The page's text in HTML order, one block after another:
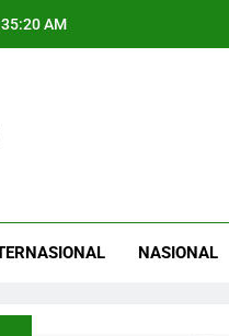
AM
NASIONAL